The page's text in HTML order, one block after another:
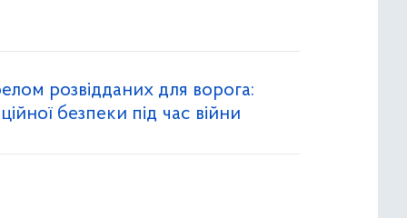
розвідданих для ворога:
безпеки під час війни